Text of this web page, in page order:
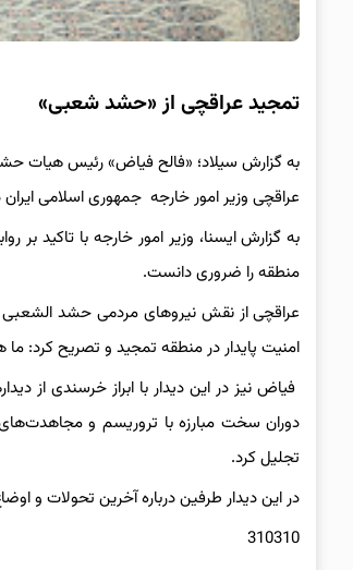
تمجید عراقچی از «حشد شعبی»
به گزارش سیلاد؛ «فالح فیاض» رئیس هیات
عراقچی وزیر امور خارجه جمهوری اسلامی ایران
به گزارش ایسنا، وزیر امور خارجه با تاکید
منطقه را ضروری دانست.
عراقچی از نقش نیروهای مردمی حشد الشعبی
امنیت پایدار در منطقه تمجید و تصریح کرد:
فیاض نیز در این دیدار با ابراز خرسندی از
دوران سخت مبارزه با تروریسم و
تجلیل کرد.
در این دیدار طرفین درباره آخرین تحولات و
310310